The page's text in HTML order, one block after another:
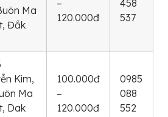
Ma
Đắk
–
120.000đ
458
537
Kim,
Ma
Dak
100.000đ
–
120.000đ
0985
088
552